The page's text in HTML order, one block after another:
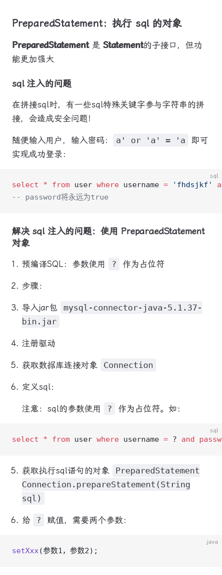
PreparedStatement：执行 sql 的对象
PreparedStatement是 Statement的子接口，但功
能更加强大
sql 注入的问题
在拼接sql时，有一些sql特殊关键字参与字符串的拼
接，会造成安全问题！
随便输入用户，输入密码： a' or 'a' = 'a
即可
实现成功登录：
sql
select * from user where username = 'fhdsjkf'
-- password将永远为true
解决 sql 注入的问题：使用 PreparaedStatement
对象
预编译SQL：参数使用 ? 作为占位符
步骤：
导入jar包
mysql-connector-java-5.1.37-
bin.jar
注册驱动
获取数据库连接对象 Connection
定义sql：
注意：sql的参数使用 ? 作为占位符。如：
sql
select * from user where username = ? and
获取执行sql语句的对象
PreparedStatement
Connection.prepareStatement(String
sql)
给 ? 赋值，需要两个参数：
java
setXxx(参数1，参数2);